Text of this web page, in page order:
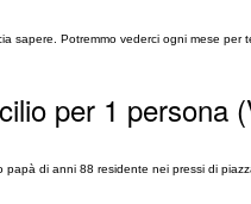
sapere. Potremmo vederci ogni mese
per 1 persona
di anni 88 residente nei pressi di